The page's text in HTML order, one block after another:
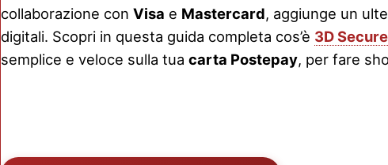
collaborazione conVisa e Mastercard, aggiunge un
digitali. Scopri in questa guida completa cos’è 3D Secure
semplice e veloce sulla tuacarta Postepay, per fare